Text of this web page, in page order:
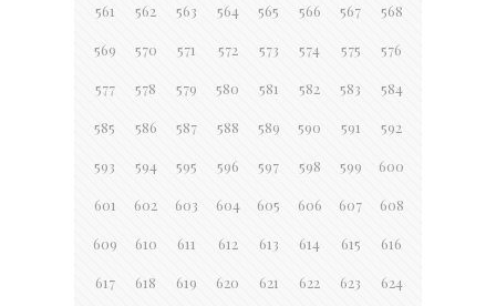
561 562 563 564 565 566 567 568
569 570 571 572 573 574 575 576
577 578 579 580 581 582 583 584
585 586 587 588 589 590 591 592
593 594 595 596 597 598 599 600
601 602 603 604 605 606 607 608
609 610 611 612 613 614 615 616
617 618 619 620 621 622 623 624